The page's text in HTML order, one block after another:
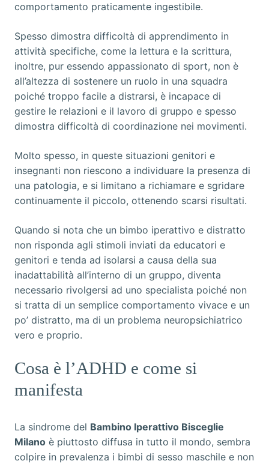
comportamento praticamente ingestibile.
Spesso dimostra difficoltà di apprendimento in
attività specifiche, come la lettura e la scrittura,
inoltre, pur essendo appassionato di sport, non è
all’altezza di sostenere un ruolo in una squadra
poiché troppo facile a distrarsi, è incapace di
gestire le relazioni e il lavoro di gruppo e spesso
dimostra difficoltà di coordinazione nei movimenti.
Molto spesso, in queste situazioni genitori e
insegnanti non riescono a individuare la presenza di
una patologia, e si limitano a richiamare e sgridare
continuamente il piccolo, ottenendo scarsi risultati.
Quando si nota che un bimbo iperattivo e distratto
non risponda agli stimoli inviati da educatori e
genitori e tenda ad isolarsi a causa della sua
inadattabilità all’interno di un gruppo, diventa
necessario rivolgersi ad uno specialista poiché non
si tratta di un semplice comportamento vivace e un
po’ distratto, ma di un problema neuropsichiatrico
vero e proprio.
Cosa è l’ADHD e come si
manifesta
La sindrome del Bambino Iperattivo Bisceglie
Milano è piuttosto diffusa in tutto il mondo, sembra
colpire in prevalenza i bimbi di sesso maschile e non